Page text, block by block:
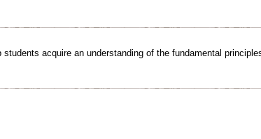
acquire an understanding of the fundamental